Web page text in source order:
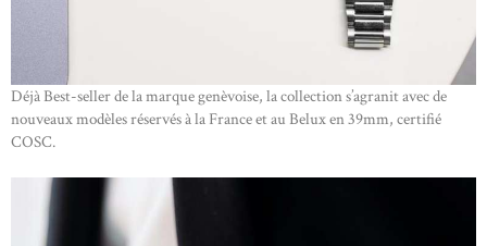
Déjà Best-seller de la marque genèvoise, la collection s’agranit avec de
nouveaux modèles réservés à la France et au Belux en 39mm, certifié
COSC.